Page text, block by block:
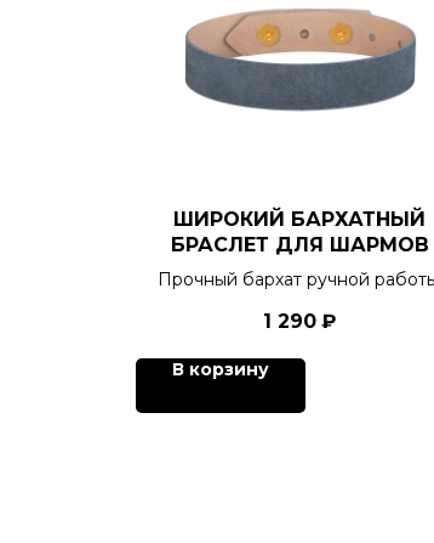
ШИРОКИЙ БАРХАТНЫЙ
БРАСЛЕТ ДЛЯ ШАРМОВ
Прочный бархат ручной
кинестетиков, 6 цветов.
1 290 ₽
В корзину